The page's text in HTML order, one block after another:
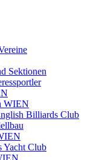
Sektionen
WIEN
Billiards Club
Yacht Club